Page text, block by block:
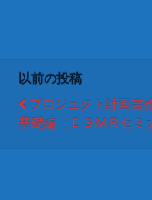
以前の投稿
プロジェクト計画書
基礎編（ＥＳＭＲセミ